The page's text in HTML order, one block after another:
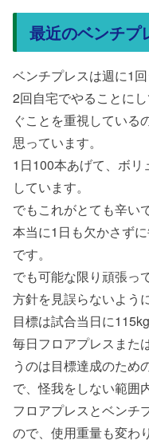
最近のベンチプ
ベンチプレスは週に1
2回自宅でやることに
ぐことを重視している
思っています。
1日100本あげて、ボ
しています。
でもこれがとても辛い
本当に1日も欠かさず
です。
でも可能な限り頑張っ
方針を見誤らないよう
目標は試合当日に
毎日フロアプレスまた
うのは目標達成のため
で、怪我をしない範囲
フロアプレスとベンチ
ので、使用重量も変わ